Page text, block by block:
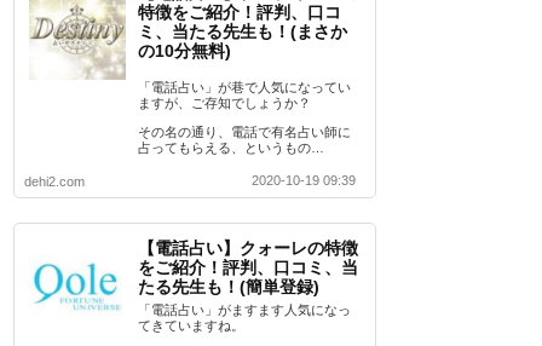
特徴をご紹介！評判、口コ
ミ、当たる先生も！(まさか
の10分無料)
「電話占い」が巷で人気になってい
ますが、ご存知でしょうか？
その名の通り、電話で有名占い師に
占ってもらえる、というもの…
dehi2.com 2020-10-19 09:39
【電話占い】クォーレの特徴
をご紹介！評判、口コミ、当
たる先生も！(簡単登録)
「電話占い」がますます人気になっ
てきていますね。